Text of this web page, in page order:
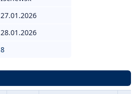
27.01.2026
28.01.2026
8